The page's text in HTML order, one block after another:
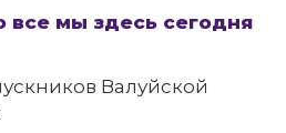
все мы здесь сегодня
Валуйской